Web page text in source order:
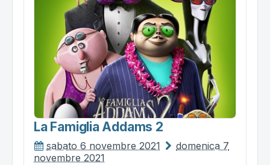
La Famiglia Addams 2
sabato 6 novembre 2021
domenica 7
novembre 2021